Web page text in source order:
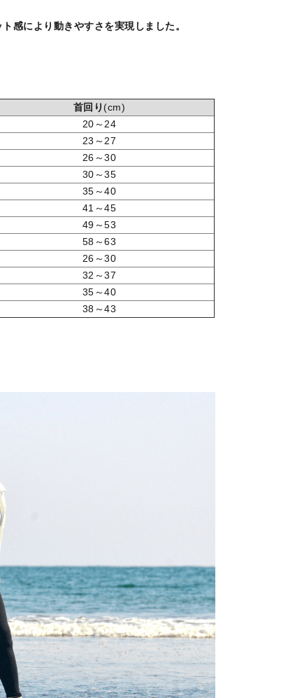
感により動きやすさを実現しました。
首回り (cm)
20～24
23～27
26～30
30～35
35～40
41～45
49～53
58～63
26～30
32～37
35～40
38～43